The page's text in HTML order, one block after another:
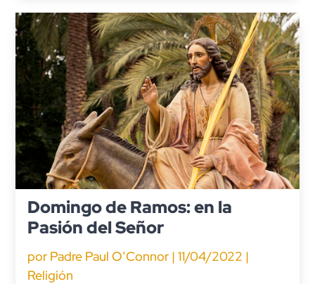
Domingo de Ramos: en la
Pasión del Señor
por Padre Paul O’Connor| 11/04/2022 |
Religión